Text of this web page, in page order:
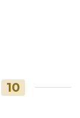
10